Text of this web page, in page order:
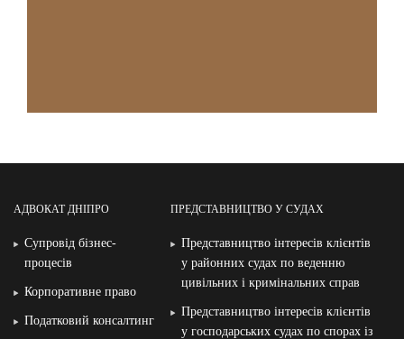
АДВОКАТ ДНІПРО
Супровід бізнес-
процесів
Корпоративне право
Податковий консалтинг
ПРЕДСТАВНИЦТВО У СУДАХ
Представництво інтересів клієнтів
у районних судах по веденню
цивільних і кримінальних справ
Представництво інтересів клієнтів
у господарських судах по спорах із